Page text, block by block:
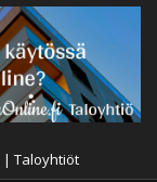
| Taloyhtiöt